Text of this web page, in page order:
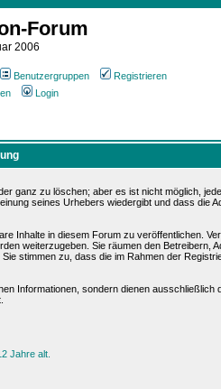
Forum
2006
Benutzergruppen
Registrieren
Login
ganz zu löschen; aber es ist nicht möglich,
seines Urhebers wiedergibt und dass die
Inhalte in diesem Forum zu veröffentlichen.
weiterzugeben. Sie räumen den Betreibern,
stimmen zu, dass die im Rahmen der
Informationen, sondern dienen ausschließlich
Jahre alt.